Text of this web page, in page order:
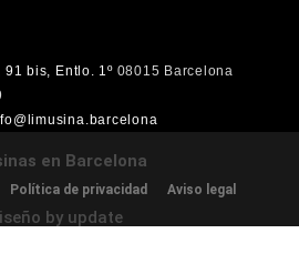
91 bis, Entlo. 1º08015 Barcelona
en Barcelona
Política de privacidad Aviso legal
by update